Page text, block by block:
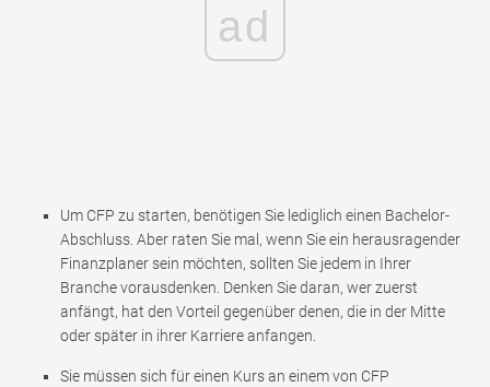
ad
Um CFP zu starten, benötigen Sie lediglich einen Bachelor-
Abschluss. Aber raten Sie mal, wenn Sie ein herausragender
Finanzplaner sein möchten, sollten Sie jedem in Ihrer
Branche vorausdenken. Denken Sie daran, wer zuerst
anfängt, hat den Vorteil gegenüber denen, die in der Mitte
oder später in ihrer Karriere anfangen.
Sie müssen sich für einen Kurs an einem von CFP